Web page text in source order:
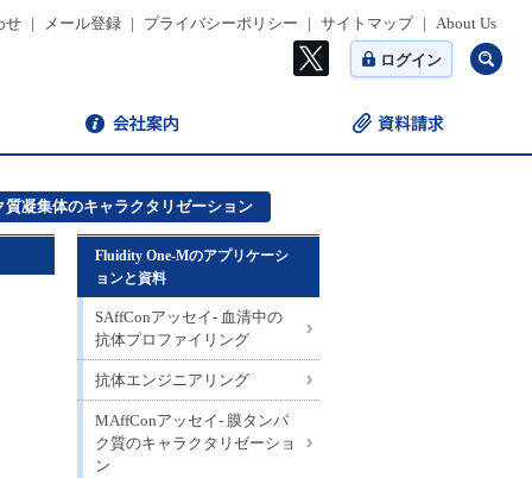
せ | メール登録 | プライバシーポリシー | サイトマップ | About Us
ログイン
質凝集体のキャラクタリゼーション
Fluidity One-Mのアプリケーシ
ョンと資料
SAffConアッセイ- 血清中の
抗体プロファイリング
抗体エンジニアリング
MAffConアッセイ- 膜タンパ
ク質のキャラクタリゼーショ
ン